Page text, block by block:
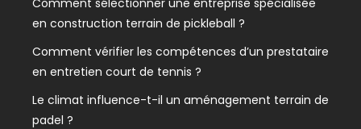
en construction terrain de pickleball ?
Comment vérifier les compétences d’un prestataire
en entretien court de tennis ?
Le climat influence-t-il un aménagement terrain de
padel ?